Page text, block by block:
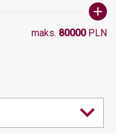
maks. 80000PLN